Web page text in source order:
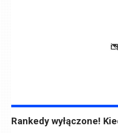
Rankedy wyłączone!